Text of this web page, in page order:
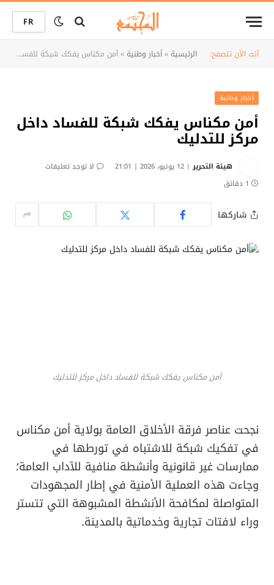
FR
أنت الآن تتصفح: الرئيسية»أخبار وطنية»أمن مكناس يفكك شبكة للفساد داخل مركز للتدليك
أخبار وطنية
أمن مكناس يفكك شبكة للفساد داخل
مركز للتدليك
هيئة التحرير 12 يونيو، 2026 | 21:01
لا توجد تعليقات
1 دقائق
شاركها
أمن مكناس يفكك شبكة للفساد داخل مركز للتدليك
​نجحت عناصر فرقة الأخلاق العامة بولاية أمن مكناس
في تفكيك شبكة للاشتباه في تورطها في
ممارسات غير قانونية وأنشطة منافية للآداب العامة؛
وجاءت هذه العملية الأمنية في إطار المجهودات
المتواصلة لمكافحة الأنشطة المشبوهة التي تتستر
وراء لافتات تجارية وخدماتية بالمدينة.